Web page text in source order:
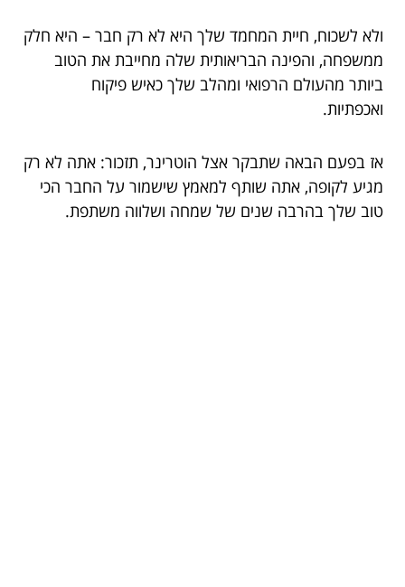
ולא לשכוח, חיית המחמד שלך היא לא רק חבר – היא חלק
ממשפחה, והפינה הבריאותית שלה מחייבת את הטוב
ביותר מהעולם הרפואי ומהלב שלך כאיש פיקוח
ואכפתיות.
אז בפעם הבאה שתבקר אצל הוטרינר, תזכור: אתה לא רק
מגיע לקופה, אתה שותף למאמץ שישמור על החבר הכי
טוב שלך בהרבה שנים של שמחה ושלווה משתפת.